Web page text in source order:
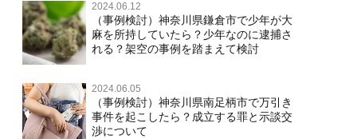
2024.06.12
（事例検討）神奈川県鎌倉市で少年が大
麻を所持していたら？少年なのに逮捕さ
れる？架空の事例を踏まえて検討
2024.06.05
（事例検討）神奈川県南足柄市で万引き
事件を起こしたら？成立する罪と示談交
渉について